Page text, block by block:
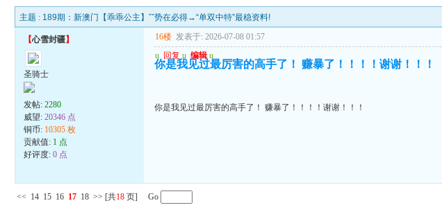
主题 : 189期：新澳门【乖乖公主】ˇˇ势在必得→“单双中特”最稳资料!
【心雪封疆】
圣骑士
发帖:2280
威望:20346 点
铜币: 10305 枚
贡献值: 1 点
好评度:0 点
16楼 发表于: 2026-07-08 01:57
u 回复 u 编辑 u
你是我见过最厉害的高手了！ 赚暴了！！！！谢谢！！！
你是我见过最厉害的高手了！ 赚暴了！！！！谢谢！！！
<< 14 15 16 17 18 >> [共18 页] Go